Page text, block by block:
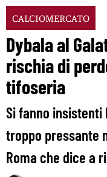
CALCIOMERCATO
Dybala al
rischia di
tifoseria
Si fanno insistenti
troppo pressante
Roma che dice a